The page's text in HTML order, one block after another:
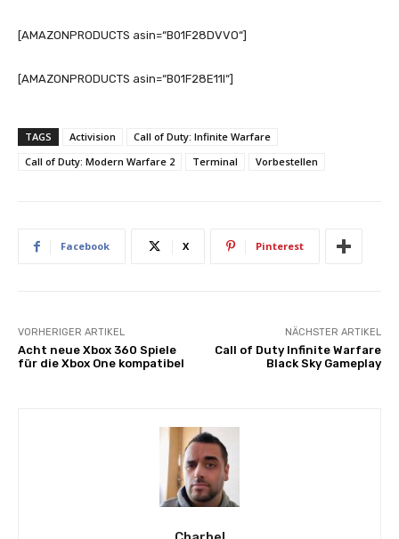
[AMAZONPRODUCTS asin=“B01F28DVVO“]
[AMAZONPRODUCTS asin=“B01F28E11I“]
TAGS Activision
Call of Duty: Infinite Warfare
Call of Duty: Modern Warfare 2
Terminal Vorbestellen
Facebook X Pinterest
VORHERIGER ARTIKEL
Acht neue Xbox 360 Spiele
für die Xbox One kompatibel
NÄCHSTER ARTIKEL
Call of Duty Infinite Warfare
Black Sky Gameplay